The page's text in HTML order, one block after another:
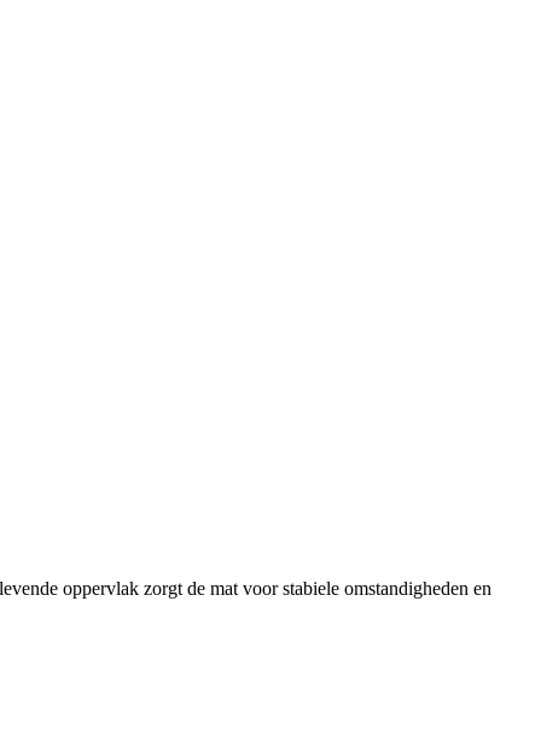
oppervlak zorgt de mat voor stabiele omstandigheden en